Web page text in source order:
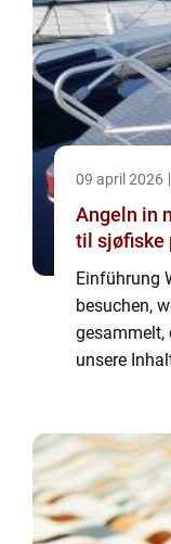
09 april 2026
Angeln in
til sjøfiske
Einführung
besuchen,
gesammelt,
unsere
Sie keine